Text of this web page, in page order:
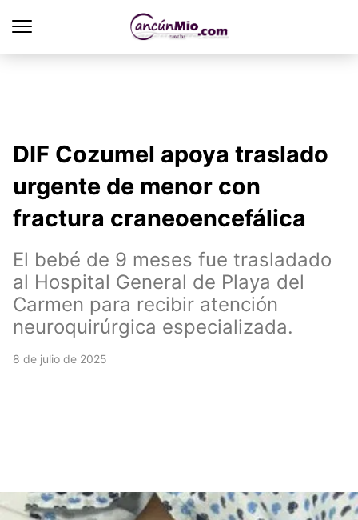
DIF Cozumel apoya traslado
urgente de menor con
fractura craneoencefálica
El bebé de 9 meses fue trasladado
al Hospital General de Playa del
Carmen para recibir atención
neuroquirúrgica especializada.
8 de julio de 2025